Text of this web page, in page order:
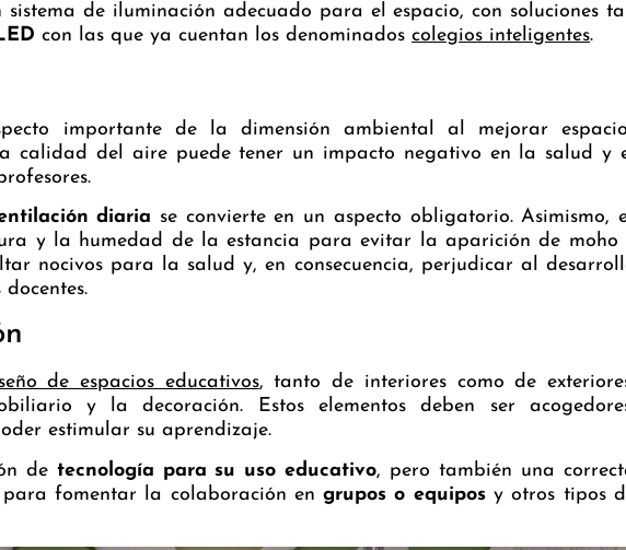
de iluminación adecuado para el espacio, con soluciones
con las que ya cuentan los denominados colegios inteligentes.
importante de la dimensión ambiental al mejorar
calidad del aire puede tener un impacto negativo en la salud y
diaria se convierte en un aspecto obligatorio. Asimismo,
y la humedad de la estancia para evitar la aparición de moho
nocivos para la salud y, en consecuencia, perjudicar al
de espacios educativos, tanto de interiores como de
y la decoración. Estos elementos deben ser
estimular su aprendizaje.
de tecnología para su uso educativo, pero también una
fomentar la colaboración engrupos o equiposy otros tipos